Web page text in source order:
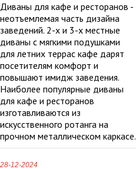
Диваны для кафе и ресторанов -
неотъемлемая часть дизайна
заведений. 2-х и 3-х местные
диваны с мягкими подушками
для летних террас кафе дарят
посетителям комфорт и
повышают имидж заведения.
Наиболее популярные диваны
для кафе и ресторанов
изготавливаются из
искусственного ротанга на
прочном металлическом каркасе.
28-12-2024